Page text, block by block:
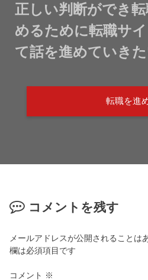
正しい判断ができ
めるために転職サ
て話を進めていきた
転職を進
コメントを残す
メールアドレスが公開されることは
欄は必須項目です
コメント ※